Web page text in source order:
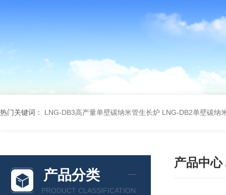
热门关键词： LNG-DB3高产量单壁碳纳米管生长炉 LNG-DB2单壁碳纳
产品分类
PRODUCT CLASSIFICATION
产品中心